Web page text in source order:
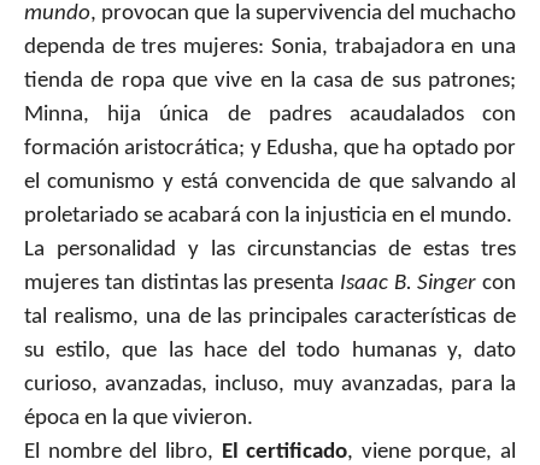
mundo, provocan que la supervivencia del muchacho
dependa de tres mujeres: Sonia, trabajadora en una
tienda de ropa que vive en la casa de sus patrones;
Minna, hija única de padres acaudalados con
formación aristocrática; y Edusha, que ha optado por
el comunismo y está convencida de que salvando al
proletariado se acabará con la injusticia en el mundo.
La personalidad y las circunstancias de estas tres
mujeres tan distintas las presenta Isaac B. Singer con
tal realismo, una de las principales características de
su estilo, que las hace del todo humanas y, dato
curioso, avanzadas, incluso, muy avanzadas, para la
época en la que vivieron.
El nombre del libro, El certificado, viene porque, al